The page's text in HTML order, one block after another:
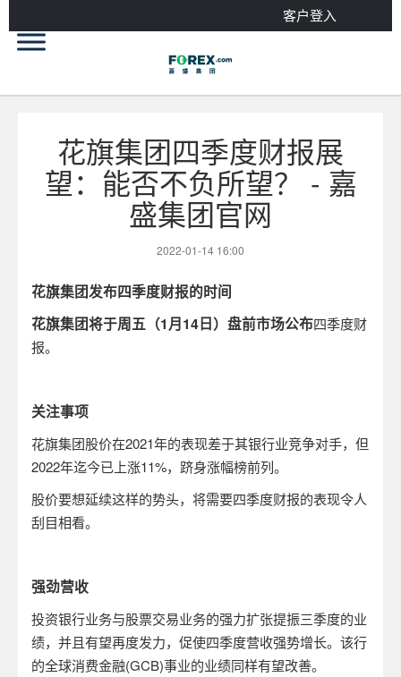
客户登入
花旗集团四季度财报展
望：能否不负所望？ - 嘉
盛集团官网
2022-01-14 16:00
花旗集团发布四季度财报的时间
花旗集团将于周五（1月14日）盘前市场公布四季度财
报。
关注事项
花旗集团股价在2021年的表现差于其银行业竞争对手，但
2022年迄今已上涨11%，跻身涨幅榜前列。
股价要想延续这样的势头，将需要四季度财报的表现令人
刮目相看。
强劲营收
投资银行业务与股票交易业务的强力扩张提振三季度的业
绩，并且有望再度发力，促使四季度营收强势增长。该行
的全球消费金融(GCB)事业的业绩同样有望改善。